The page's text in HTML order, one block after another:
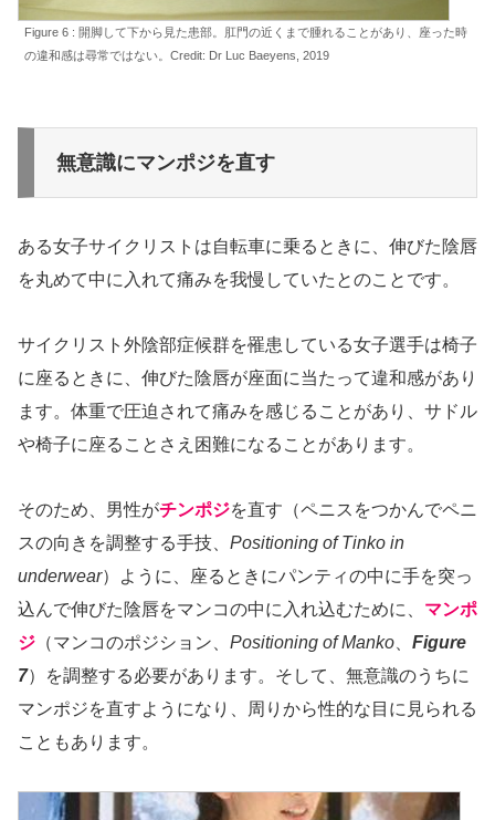
Figure 6 : 開脚して下から見た患部。肛門の近くまで腫れることがあり、座った時
の違和感は尋常ではない。Credit: Dr Luc Baeyens, 2019
無意識にマンポジを直す
ある女子サイクリストは自転車に乗るときに、伸びた陰唇
を丸めて中に入れて痛みを我慢していたとのことです。
サイクリスト外陰部症候群を罹患している女子選手は椅子
に座るときに、伸びた陰唇が座面に当たって違和感があり
ます。体重で圧迫されて痛みを感じることがあり、サドル
や椅子に座ることさえ困難になることがあります。
そのため、男性がチンポジを直す（ペニスをつかんでペニ
スの向きを調整する手技、 Positioning of Tinko in
underwear）ように、座るときにパンティの中に手を突っ
込んで伸びた陰唇をマンコの中に入れ込むために、 マンポ
ジ （マンコのポジション、 Positioning of Manko
Figure
7）を調整する必要があります。そして、無意識のうちに
マンポジを直すようになり、周りから性的な目に見られる
こともあります。